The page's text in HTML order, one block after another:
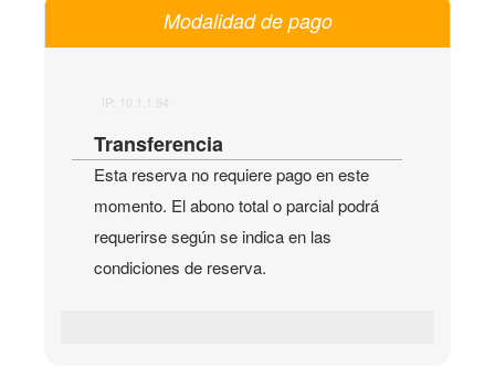
Modalidad de pago
IP: 10.1.1.94
Transferencia
Esta reserva no requiere pago en este
momento. El abono total o parcial podrá
requerirse según se indica en las
condiciones de reserva.